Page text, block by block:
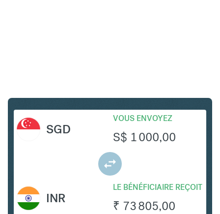
SGD
VOUS ENVOYEZ
S$ 1 000,00
LE BÉNÉFICIAIRE REÇOIT
₹ 73 805,00
INR